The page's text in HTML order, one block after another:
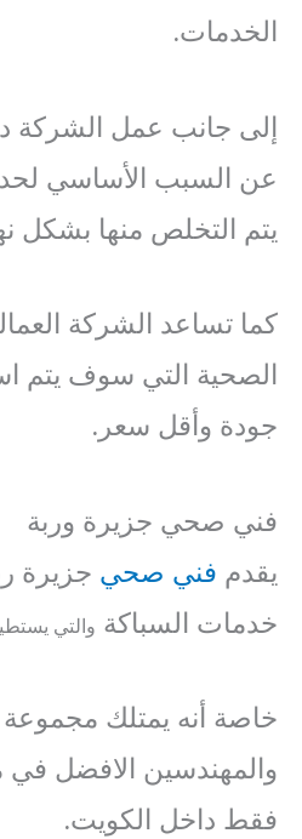
الخدمات.
إلى جانب عمل الشركة
عن السبب الأساسي
يتم التخلص منها بشكل
كما تساعد الشركة
الصحية التي سوف يتم
جودة وأقل سعر.
فني صحي جزيرة وربة
يقدم فني صحي جزيرة
خدمات السباكة والتي
خاصة أنه يمتلك مجموعة
والمهندسين الافضل
فقط داخل الكويت.